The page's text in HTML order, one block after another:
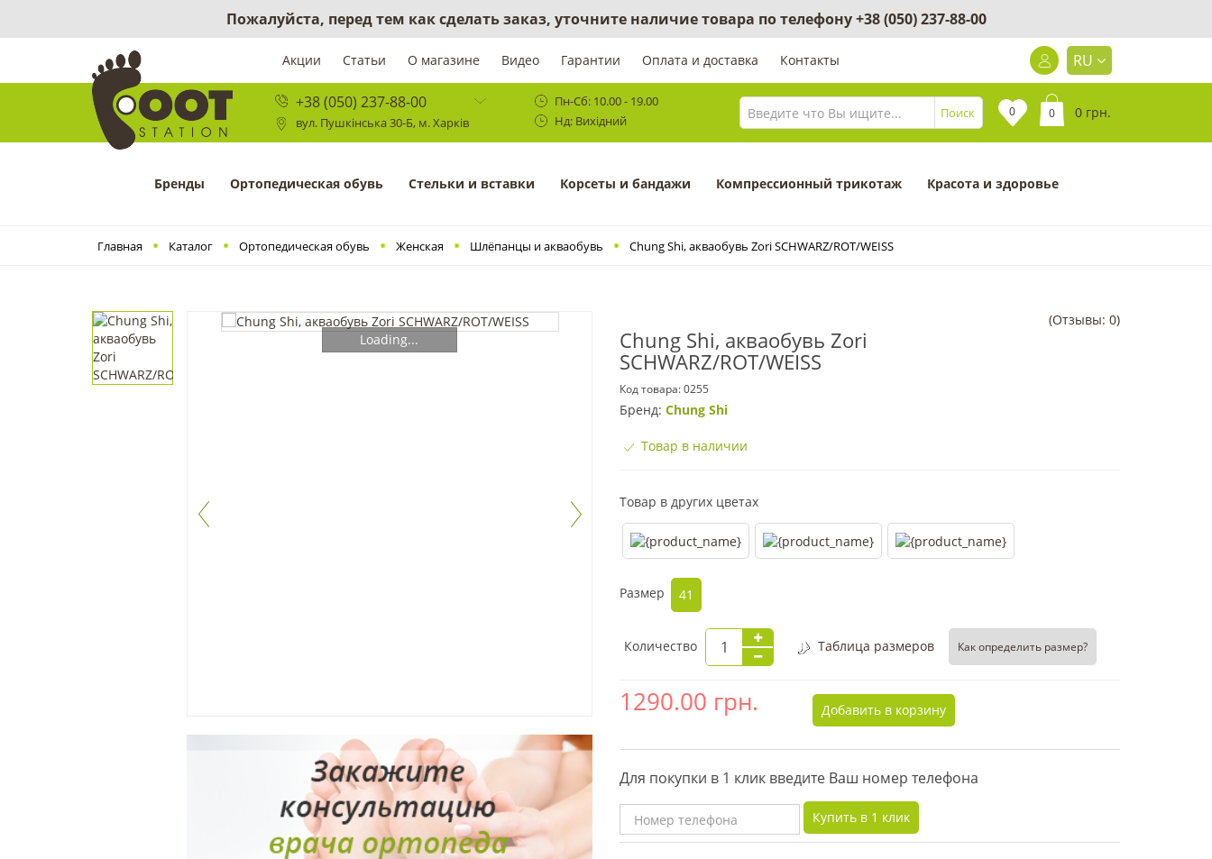
Пожалуйста, перед тем как сделать заказ, уточните наличие товара по телефону+38 (050) 237-88-00
Акции Статьи О магазине Видео Гарантии Оплата и доставка Контакты RU
+38 (050) 237-88-00
вул. Пушкінська 30-Б, м. Харків
Пн-Сб: 10.00 - 19.00
Нд: Вихідний
Поиск 0 0 0 грн.
Бренды Ортопедическая обувь Cтельки и вставки Корсеты и бандажи Компрессионный трикотаж Красота и здоровье
Главная Каталог Ортопедическая обувь Женская Шлёпанцы и акваобувь Chung Shi, акваобувь Zori SCHWARZ/ROT/WEISS
Loading...
Chung Shi, акваобувь Zori
SCHWARZ/ROT/WEISS
Код товара:0255
(Отзывы: 0)
Бренд: Chung Shi
Товар в наличии
Товар в других цветах
Размер 41
Количество Таблица размеров Как определить размер?
1290.00 грн. Добавить в корзину
Для покупки в 1 клик введите Ваш номер телефона
Купить в 1 клик